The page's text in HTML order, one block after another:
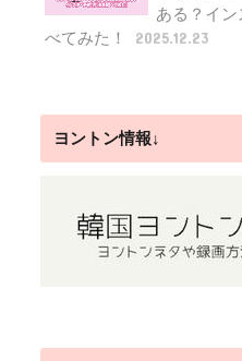
ある？イン
べてみた！
2025.12.23
ヨントン情報↓